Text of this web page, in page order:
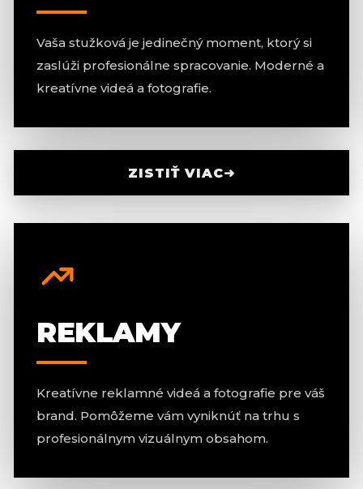
Vaša stužková je jedinečný moment, ktorý si
zaslúži profesionálne spracovanie. Moderné a
kreatívne videá a fotografie.
ZISTIŤ VIAC➜
REKLAMY
Kreatívne reklamné videá a fotografie pre váš
brand. Pomôžeme vám vyniknúť na trhu s
profesionálnym vizuálnym obsahom.